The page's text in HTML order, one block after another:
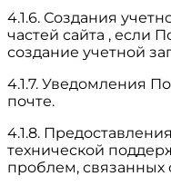
4.1.6. Создания
частей сайта , если
создание учетной
4.1.7. Уведомления
почте.
4.1.8.
технической
проблем, связанных